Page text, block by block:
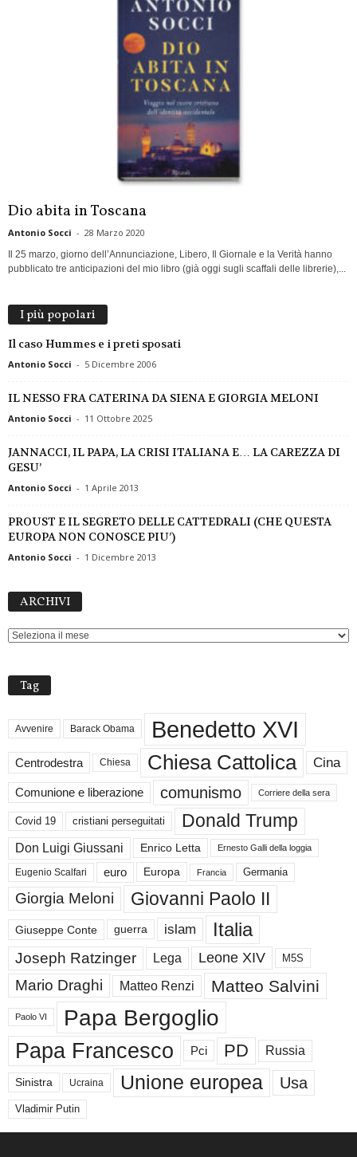
Dio abita in Toscana
Antonio Socci - 28 Marzo 2020
Il 25 marzo, giorno dell’Annunciazione, Libero, Il Giornale e la Verità hanno
pubblicato tre anticipazioni del mio libro (già oggi sugli scaffali delle librerie),...
I più popolari
Il caso Hummes e i preti sposati
Antonio Socci - 5 Dicembre 2006
IL NESSO FRA CATERINA DA SIENA E GIORGIA MELONI
Antonio Socci - 11 Ottobre 2025
JANNACCI, IL PAPA, LA CRISI ITALIANA E… LA CAREZZA DI
GESU’
Antonio Socci - 1 Aprile 2013
PROUST E IL SEGRETO DELLE CATTEDRALI (CHE QUESTA
EUROPA NON CONOSCE PIU’)
Antonio Socci - 1 Dicembre 2013
ARCHIVI
Tag
Avvenire Barack Obama Benedetto XVI
Centrodestra Chiesa Chiesa Cattolica Cina
Comunione e liberazione comunismo Corriere della sera
Covid 19 cristiani perseguitati Donald Trump
Don Luigi Giussani Enrico Letta Ernesto Galli della loggia
Eugenio Scalfari euro Europa Francia Germania
Giorgia Meloni Giovanni Paolo II
Giuseppe Conte guerra islam Italia
Joseph Ratzinger Lega Leone XIV M5S
Mario Draghi Matteo Renzi Matteo Salvini
Paolo VI Papa Bergoglio
Papa Francesco Pci PD Russia
Sinistra Ucraina Unione europea Usa
Vladimir Putin